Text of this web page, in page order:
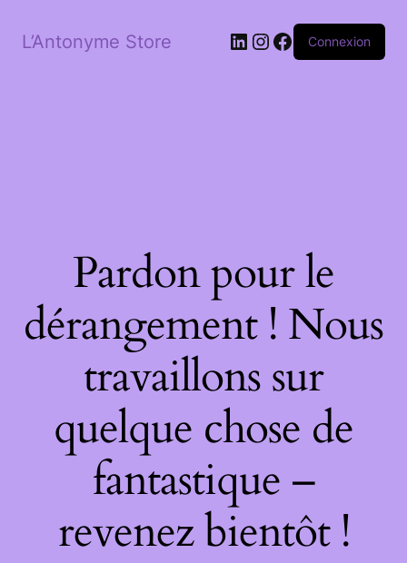
L’Antonyme Store LinkedIn
Instagram
Facebook
Connexion
Pardon pour le
dérangement ! Nous
travaillons sur
quelque chose de
fantastique –
revenez bientôt !